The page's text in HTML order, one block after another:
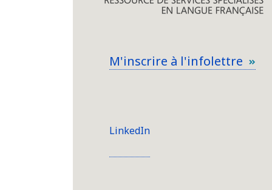
M'inscrire à l'infolettre
LinkedIn